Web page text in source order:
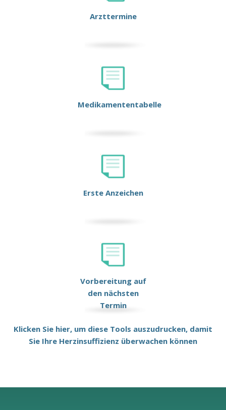
Arzttermine
Medikamententabelle
Erste Anzeichen
Vorbereitung auf
den nächsten
Termin
Klicken Sie hier, um diese Tools auszudrucken, damit
Sie Ihre Herzinsuffizienz überwachen können